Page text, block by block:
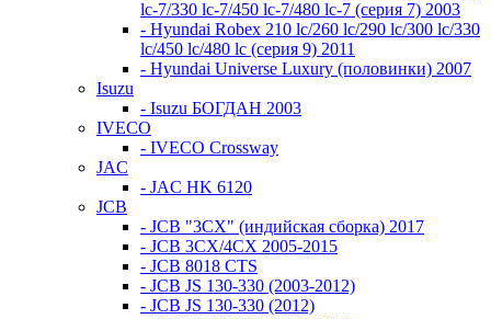
lc-7/330 lc-7/450 lc-7/480 lc-7 (серия 7) 2003
- Hyundai Robex 210 lc/260 lc/290 lc/300 lc/330
lc/450 lc/480 lc (серия 9) 2011
- Hyundai Universe Luxury (половинки) 2007
Isuzu
- Isuzu БОГДАН 2003
IVECO
- IVECO Crossway
JAC
- JAC HK 6120
JCB
- JCB "3СХ" (индийская сборка) 2017
- JCB 3СХ/4СХ 2005-2015
- JCB 8018 CTS
- JCB JS 130-330 (2003-2012)
- JCB JS 130-330 (2012)